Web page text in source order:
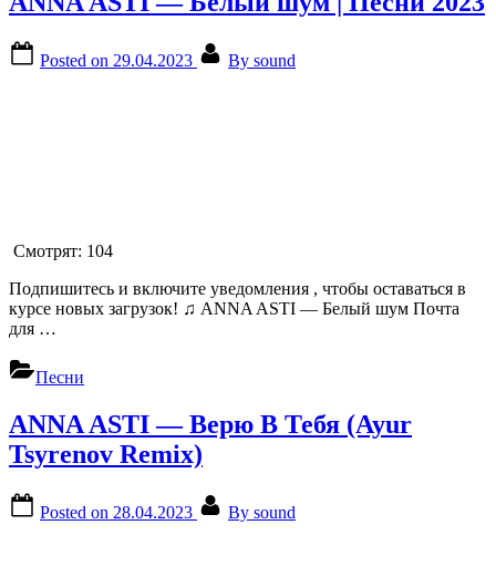
Posted on 29.04.2023 By sound
Смотрят: 104
Подпишитесь и включите уведомления , чтобы оставаться в
курсе новых загрузок! ♫ ANNA ASTI — Белый шум Почта
для …
Песни
ANNA ASTI — Верю В Тебя (Ayur
Tsyrenov Remix)
Posted on 28.04.2023 By sound